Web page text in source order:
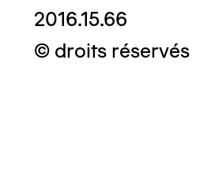
2016.15.66
© droits réservés